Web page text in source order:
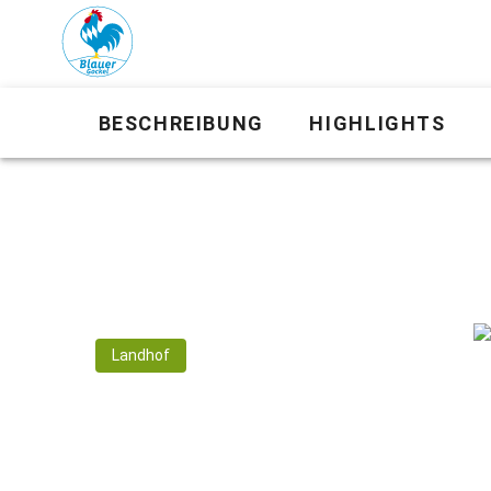
BESCHREIBUNG HIGHLIGHTS
Landhof